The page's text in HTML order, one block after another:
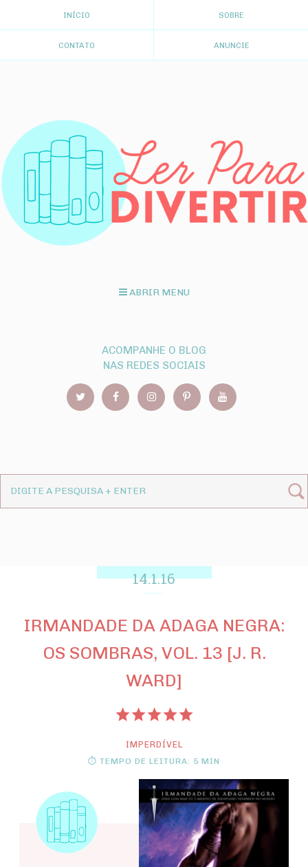
INÍCIO SOBRE
CONTATO ANUNCIE
ABRIR MENU
ACOMPANHE O BLOG
NAS REDES SOCIAIS
14.1.16
IRMANDADE DA ADAGA NEGRA:
OS SOMBRAS, VOL. 13 [J. R.
WARD]
IMPERDÍVEL
⏱ TEMPO DE LEITURA: 5 MIN